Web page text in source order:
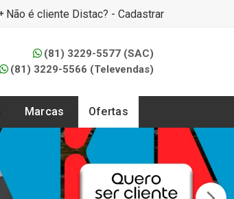
Não é cliente Distac? - Cadastrar
(81) 3229-5577 (SAC)
(81) 3229-5566 (Televendas)
Marcas Ofertas